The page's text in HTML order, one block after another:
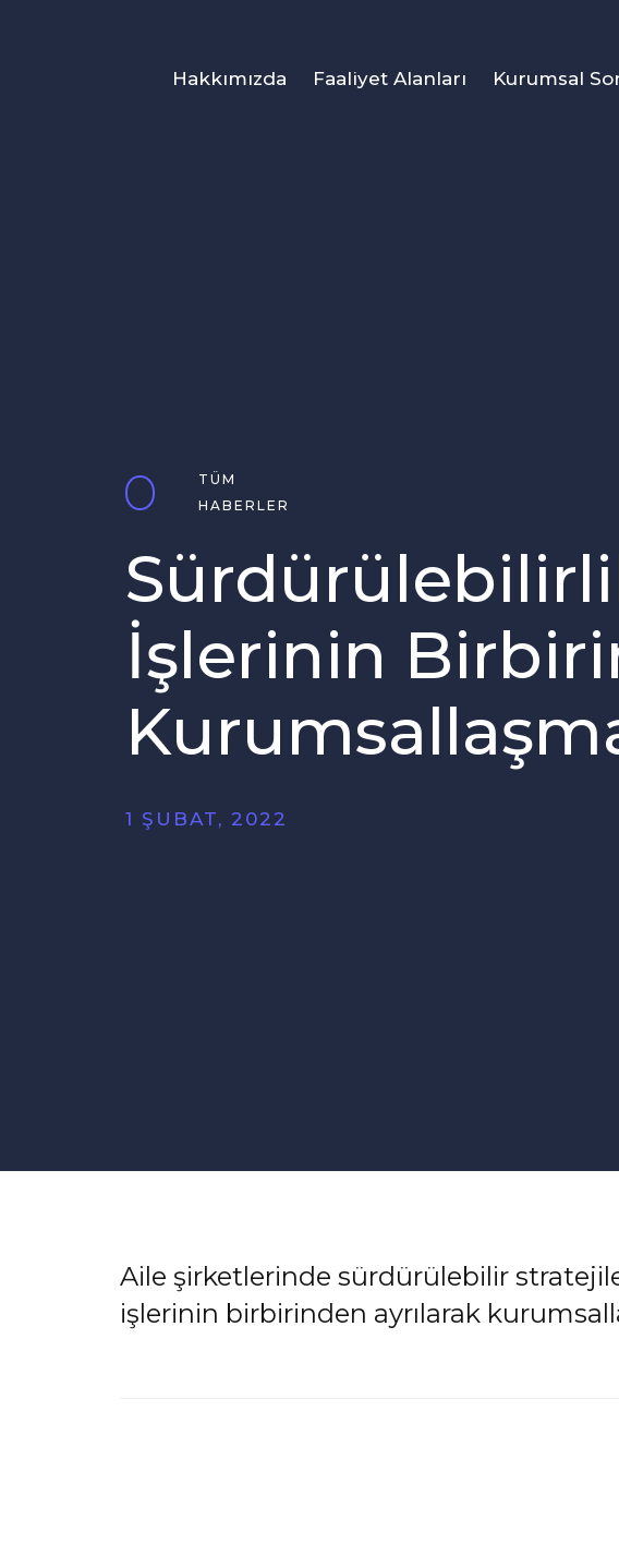
Hakkımızda Faaliyet Alanları Kurumsal
TÜM
HABERLER
İşlerinin
1 ŞUBAT, 2022
Aile şirketlerinde sürdürülebilir
işlerinin birbirinden ayrılarak